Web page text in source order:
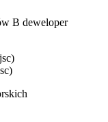
B deweloper